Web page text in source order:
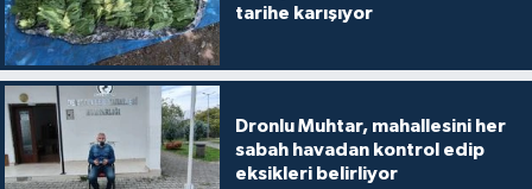
tarihe karışıyor
Dronlu Muhtar, mahallesini her
sabah havadan kontrol edip
eksikleri belirliyor